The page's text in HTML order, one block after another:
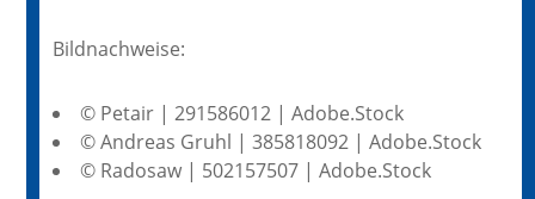
Bildnachweise:
© Petair | 291586012 | Adobe.Stock
© Andreas Gruhl | 385818092 | Adobe.Stock
© Radosaw | 502157507 | Adobe.Stock